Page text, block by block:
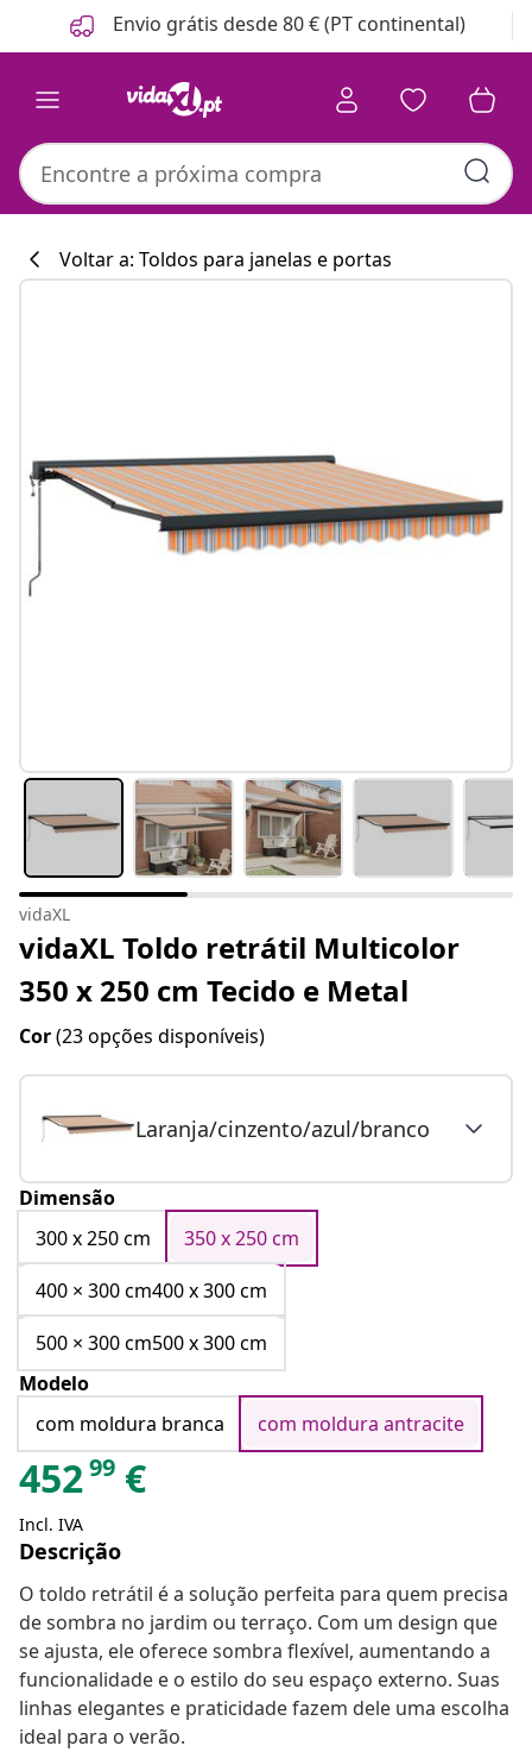
Anterior
Seguinte Envio grátis desde 80 € (PT continental)
Voltar a: Toldos para janelas e portas
vidaXL
vidaXL Toldo retrátil Multicolor
350 x 250 cm Tecido e Metal
Cor(23 opções disponíveis)
Laranja/cinzento/azul/branco
Dimensão
300 x 250 cm
350 x 250 cm
400 × 300 cm400 x 300 cm
500 × 300 cm500 x 300 cm
Modelo
com moldura branca
com moldura antracite
45299 €
Incl. IVA
Descrição
O toldo retrátil é a solução perfeita para quem precisa
de sombra no jardim ou terraço. Com um design que
se ajusta, ele oferece sombra flexível, aumentando a
funcionalidade e o estilo do seu espaço externo. Suas
linhas elegantes e praticidade fazem dele uma escolha
ideal para o verão.